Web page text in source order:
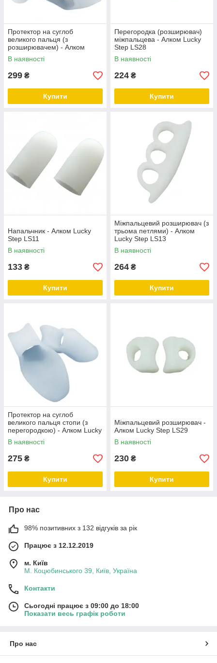
Протектор на суглоб
великого пальця (з
розширювачем) - Алком
Lucky Step LS21
В наявності
299 ₴
Купити
Перегородка (розширювач)
міжпальцева - Алком Lucky
Step LS28
В наявності
224 ₴
Купити
Напальчник - Алком Lucky
Step LS11
В наявності
133 ₴
Купити
Міжпальцевий розширювач (з
трьома петлями) - Алком
Lucky Step LS13
В наявності
264 ₴
Купити
Протектор на суглоб
великого пальця стопи (з
перегородкою) - Алком Lucky
Step LS22
В наявності
275 ₴
Купити
Міжпальцевий розширювач -
Алком Lucky Step LS29
В наявності
230 ₴
Купити
Про нас
98% позитивних з 132 відгуків за рік
Працює з 12.12.2019
м. Київ
М. Коцюбинського 39, Київ, Україна
Контакти
Сьогодні працює з 09:00 до 18:00
Показати весь графік роботи
Про нас